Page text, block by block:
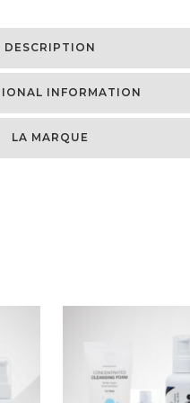
DESCRIPTION
INFORMATION
LA MARQUE